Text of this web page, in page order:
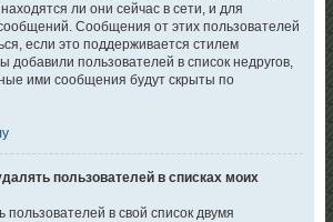
ли они сейчас в сети, и для
Сообщения от этих пользователей
если это поддерживается стилем
добавили пользователей в список недругов,
ими сообщения будут скрыты по
пользователей в списках моих
в свой список двумя